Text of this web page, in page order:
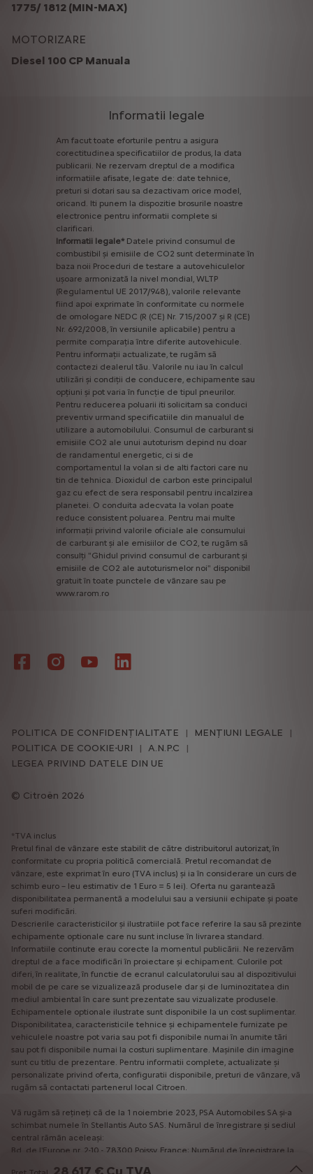
1775/ 1812 (MIN-MAX)
MOTORIZARE
Diesel 100 CP Manuala
Informatii legale
Am facut toate eforturile pentru a asigura
corectitudinea specificatiilor de produs, la data
publicarii. Ne rezervam dreptul de a modifica
informatiile afisate, legate de: date tehnice,
preturi si dotari sau sa dezactivam orice model,
oricand. Iti punem la dispozitie brosurile noastre
electronice pentru informatii complete si
clarificari.
Informatii legale* Datele privind consumul de
combustibil și emisiile de CO2 sunt determinate în
baza noii Proceduri de testare a autovehiculelor
ușoare armonizată la nivel mondial, WLTP
(Regulamentul UE 2017/948), valorile relevante
fiind apoi exprimate în conformitate cu normele
de omologare NEDC (R (CE) Nr. 715/2007 și R (CE)
Nr. 692/2008, în versiunile aplicabile) pentru a
permite comparația între diferite autovehicule.
Pentru informații actualizate, te rugăm să
contactezi dealerul tău. Valorile nu iau în calcul
utilizări și condiții de conducere, echipamente sau
opțiuni și pot varia în funcție de tipul pneurilor.
Pentru reducerea poluarii iti solicitam sa conduci
preventiv urmand specificatiile din manualul de
utilizare a automobilului. Consumul de carburant si
emisiile CO2 ale unui autoturism depind nu doar
de randamentul energetic, ci si de
comportamentul la volan si de alti factori care nu
tin de tehnica. Dioxidul de carbon este principalul
gaz cu efect de sera responsabil pentru incalzirea
planetei. O conduita adecvata la volan poate
reduce consistent poluarea. Pentru mai multe
informații privind valorile oficiale ale consumului
de carburant și ale emisiilor de CO2, te rugăm să
consulți "Ghidul privind consumul de carburant și
emisiile de CO2 ale autoturismelor noi" disponibil
gratuit în toate punctele de vânzare sau pe
www.rarom.ro
Citroën 2026
POLITICA DE CONFIDENȚIALITATE
MENȚIUNI LEGALE
POLITICA DE COOKIE-URI
A.N.P.C
LEGEA PRIVIND DATELE DIN UE
*TVA inclus
Pretul final de vânzare este stabilit de către distribuitorul autorizat, în
conformitate cu propria politică comercială. Pretul recomandat de
vânzare, este exprimat în euro (TVA inclus) și ia în considerare un curs de
schimb euro – leu estimativ de 1 Euro = 5 lei). Oferta nu garantează
disponibilitatea permanentă a modelului sau a versiunii echipate și poate
suferi modificări.
Descrierile caracteristicilor și ilustratiile pot face referire la sau să prezinte
echipamente optionale care nu sunt incluse în livrarea standard.
Informatiile continute erau corecte la momentul publicării. Ne rezervăm
dreptul de a face modificări în proiectare și echipament. Culorile pot
diferi, în realitate, în functie de ecranul calculatorului sau al dispozitivului
mobil de pe care se vizualizează produsele dar și de luminozitatea din
mediul ambiental în care sunt prezentate sau vizualizate produsele.
Echipamentele optionale ilustrate sunt disponibile la un cost suplimentar.
Disponibilitatea, caracteristicile tehnice și echipamentele furnizate pe
vehiculele noastre pot varia sau pot fi disponibile numai în anumite tări
sau pot fi disponibile numai la costuri suplimentare. Mașinile din imagine
sunt cu titlu de prezentare. Pentru informatii complete, actualizate și
personalizate privind oferta, configuratii disponibile, preturi de vânzare, vă
rugăm să contactati partenerul local Citroen.
Vă rugăm să rețineți că de la 1 noiembrie 2023, PSA Automobiles SA și-a
schimbat numele în Stellantis Auto SAS. Numărul de înregistrare și sediul
central rămân aceleași:
Bd. de l'Europe nr. 2-10 - 78300 Poissy, France; Numărul de înregistrare la